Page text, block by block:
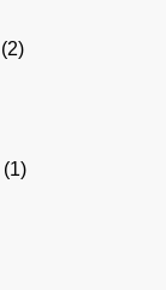
(2)
(1)